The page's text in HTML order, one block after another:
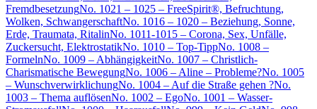
FremdbesetzungNo. 1021 – 1025 – FreeSpirit®, Befruchtung,
Wolken, SchwangerschaftNo. 1016 – 1020 – Beziehung, Sonne,
Erde, Traumata, RitalinNo. 1011-1015 – Corona, Sex, Unfälle,
Zuckersucht, ElektrostatikNo. 1010 – Top-TippNo. 1008 –
FormelnNo. 1009 – AbhängigkeitNo. 1007 – Christlich-
Charismatische BewegungNo. 1006 – Aline – Probleme?No. 1005
– WunschverwirklichungNo. 1004 – Auf die Straße gehen ?No.
1003 – Thema auflösenNo. 1002 – EgoNo. 1001 – Wasser-